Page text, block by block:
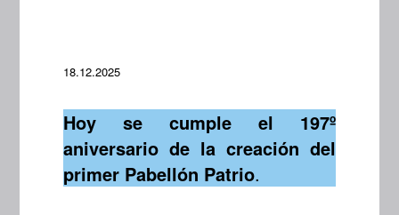
18.12.2025
Hoy se cumple el 197º
aniversario de la creación del
primer Pabellón Patrio.